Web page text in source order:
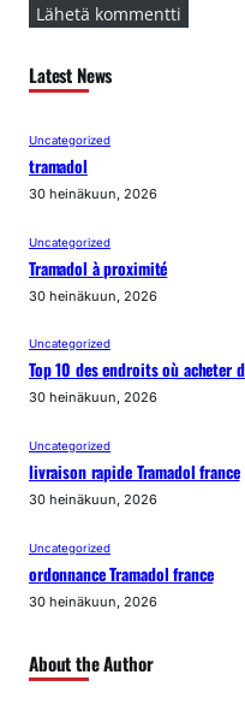
Latest News
Uncategorized
tramadol
30 heinäkuun, 2026
Uncategorized
Tramadol à proximité
30 heinäkuun, 2026
Uncategorized
Top 10 des endroits où acheter
30 heinäkuun, 2026
Uncategorized
livraison rapide Tramadol france
30 heinäkuun, 2026
Uncategorized
ordonnance Tramadol france
30 heinäkuun, 2026
About the Author